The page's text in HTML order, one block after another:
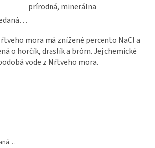
prírodná, minerálna
mora má znížené percento NaCl a
o horčík, draslík a bróm. Jej chemické
vode z Mŕtveho mora.